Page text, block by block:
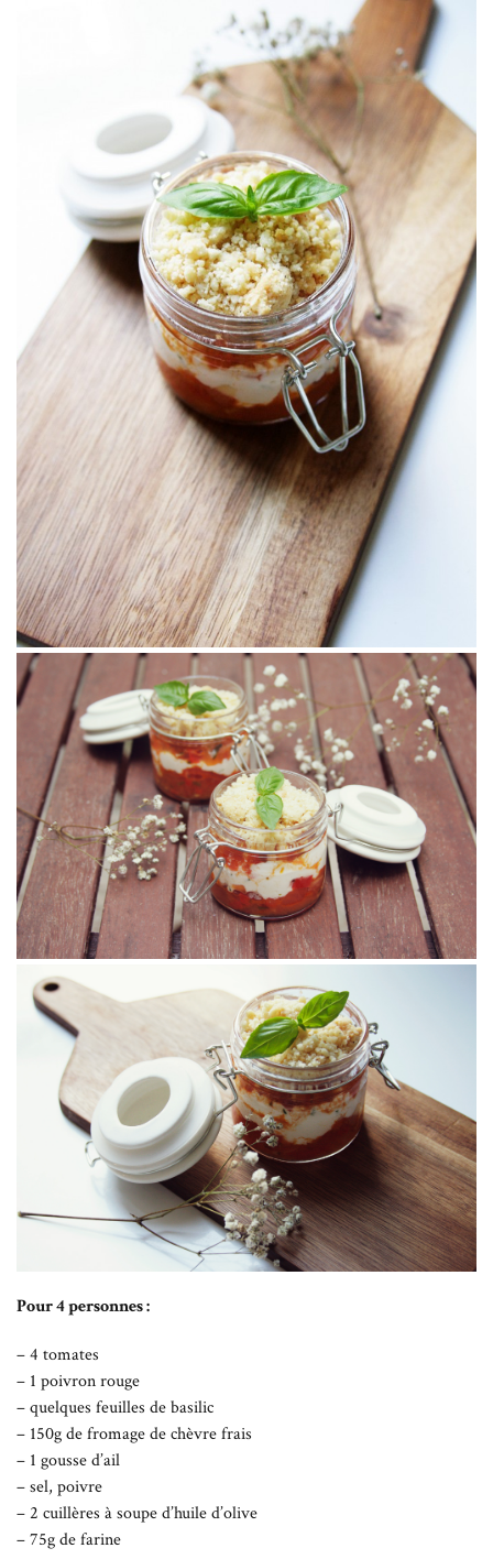
Pour 4 personnes :
– 4 tomates
– 1 poivron rouge
– quelques feuilles de basilic
– 150g de fromage de chèvre frais
– 1 gousse d’ail
– sel, poivre
– 2 cuillères à soupe d’huile d’olive
– 75g de farine